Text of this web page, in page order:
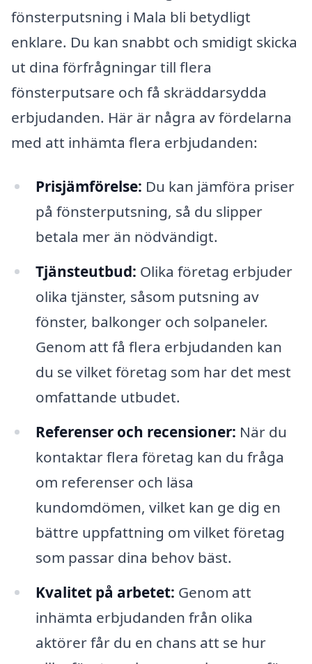
fönsterputsning i Mala bli betydligt
enklare. Du kan snabbt och smidigt skicka
ut dina förfrågningar till flera
fönsterputsare och få skräddarsydda
erbjudanden. Här är några av fördelarna
med att inhämta flera erbjudanden:
Prisjämförelse: Du kan jämföra priser
på fönsterputsning, så du slipper
betala mer än nödvändigt.
Tjänsteutbud: Olika företag erbjuder
olika tjänster, såsom putsning av
fönster, balkonger och solpaneler.
Genom att få flera erbjudanden kan
du se vilket företag som har det mest
omfattande utbudet.
Referenser och recensioner: När du
kontaktar flera företag kan du fråga
om referenser och läsa
kundomdömen, vilket kan ge dig en
bättre uppfattning om vilket företag
som passar dina behov bäst.
Kvalitet på arbetet: Genom att
inhämta erbjudanden från olika
aktörer får du en chans att se hur